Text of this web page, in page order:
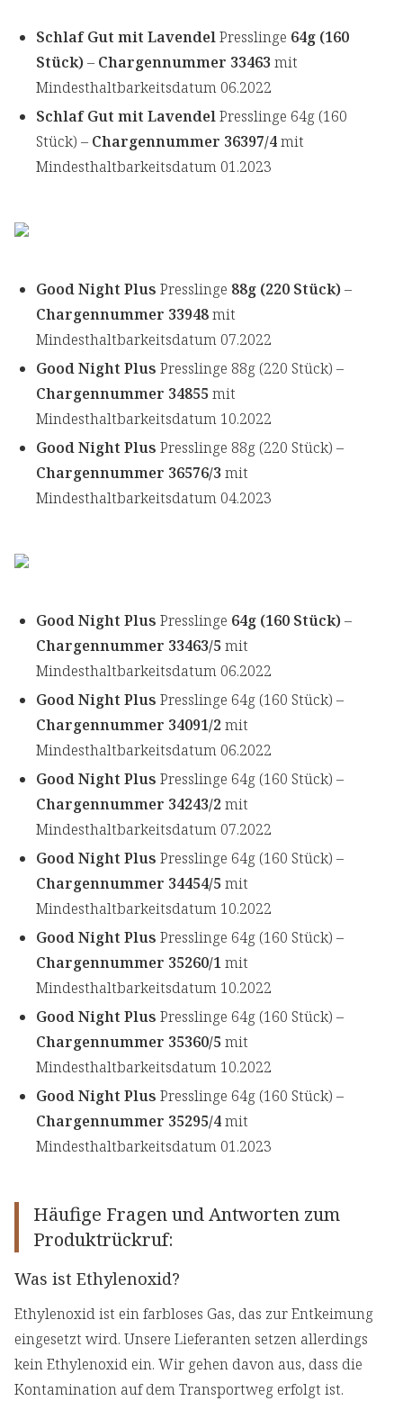
Schlaf Gut mit LavendelPresslinge 64g (160
Stück) – Chargennummer 33463 mit
Mindesthaltbarkeitsdatum 06.2022
Schlaf Gut mit LavendelPresslinge 64g (160
Stück) – Chargennummer 36397/4mit
Mindesthaltbarkeitsdatum 01.2023
Good Night Plus Presslinge 88g (220 Stück) –
Chargennummer 33948mit
Mindesthaltbarkeitsdatum 07.2022
Good Night Plus Presslinge 88g (220 Stück) –
Chargennummer 34855 mit
Mindesthaltbarkeitsdatum 10.2022
Good Night Plus Presslinge 88g (220 Stück) –
Chargennummer 36576/3 mit
Mindesthaltbarkeitsdatum 04.2023
Good Night Plus Presslinge 64g (160 Stück) –
Chargennummer 33463/5 mit
Mindesthaltbarkeitsdatum 06.2022
Good Night Plus Presslinge 64g (160 Stück) –
Chargennummer 34091/2 mit
Mindesthaltbarkeitsdatum 06.2022
Good Night Plus Presslinge 64g (160 Stück) –
Chargennummer 34243/2 mit
Mindesthaltbarkeitsdatum 07.2022
Good Night Plus Presslinge 64g (160 Stück) –
Chargennummer 34454/5 mit
Mindesthaltbarkeitsdatum 10.2022
Good Night Plus Presslinge 64g (160 Stück) –
Chargennummer 35260/1mit
Mindesthaltbarkeitsdatum 10.2022
Good Night Plus Presslinge 64g (160 Stück) –
Chargennummer 35360/5 mit
Mindesthaltbarkeitsdatum 10.2022
Good Night Plus Presslinge 64g (160 Stück) –
Chargennummer 35295/4mit
Mindesthaltbarkeitsdatum 01.2023
Häufige Fragen und Antworten zum
Produktrückruf:
Was ist Ethylenoxid?
Ethylenoxid ist ein farbloses Gas, das zur Entkeimung
eingesetzt wird. Unsere Lieferanten setzen allerdings
kein Ethylenoxid ein. Wir gehen davon aus, dass die
Kontamination auf dem Transportweg erfolgt ist.